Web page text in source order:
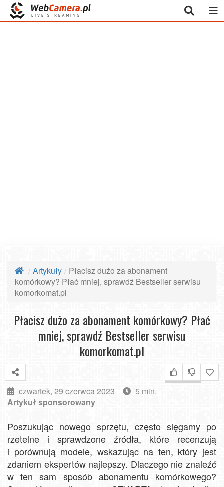
Artykuły
Płacisz dużo za abonament
komórkowy? Płać mniej, sprawdź Bestseller serwisu
komorkomat.pl
Płacisz dużo za abonament komórkowy? Płać
mniej, sprawdź Bestseller serwisu
komorkomat.pl
czwartek, 29 czerwca 2023
5 min.
Artykuł sponsorowany
Poszukując nowego sprzętu, często sięgamy po
rzetelne i sprawdzone źródła, które recenzują
i porównują modele, wskazując na ten, który jest
zdaniem ekspertów najlepszy. Dlaczego nie znaleźć
w ten sam sposób abonamentu komórkowego?